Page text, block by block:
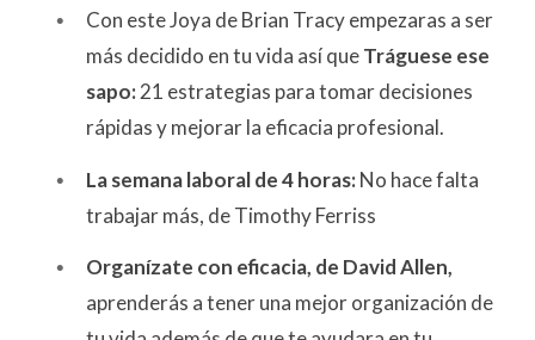
Con este Joya de Brian Tracy empezaras a ser
más decidido en tu vida así queTráguese ese
sapo:21 estrategias para tomar decisiones
rápidas y mejorar la eficacia profesional.
La semana laboral de 4 horas:No hace falta
trabajar más, de Timothy Ferriss
Organízate con eficacia, de David Allen,
aprenderás a tener una mejor organización de